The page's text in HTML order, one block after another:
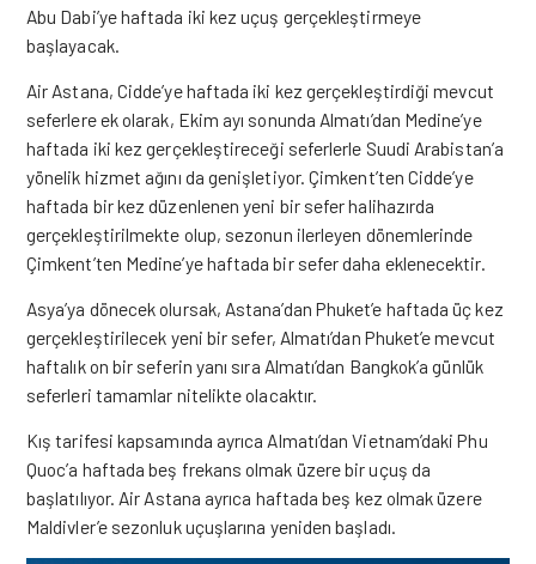
Abu Dabi’ye haftada iki kez uçuş gerçekleştirmeye
başlayacak.
Air Astana, Cidde’ye haftada iki kez gerçekleştirdiği mevcut
seferlere ek olarak, Ekim ayı sonunda Almatı’dan Medine’ye
haftada iki kez gerçekleştireceği seferlerle Suudi Arabistan’a
yönelik hizmet ağını da genişletiyor. Çimkent’ten Cidde’ye
haftada bir kez düzenlenen yeni bir sefer halihazırda
gerçekleştirilmekte olup, sezonun ilerleyen dönemlerinde
Çimkent’ten Medine’ye haftada bir sefer daha eklenecektir.
Asya’ya dönecek olursak, Astana’dan Phuket’e haftada üç kez
gerçekleştirilecek yeni bir sefer, Almatı’dan Phuket’e mevcut
haftalık on bir seferin yanı sıra Almatı’dan Bangkok’a günlük
seferleri tamamlar nitelikte olacaktır.
Kış tarifesi kapsamında ayrıca Almatı’dan Vietnam’daki Phu
Quoc’a haftada beş frekans olmak üzere bir uçuş da
başlatılıyor. Air Astana ayrıca haftada beş kez olmak üzere
Maldivler’e sezonluk uçuşlarına yeniden başladı.